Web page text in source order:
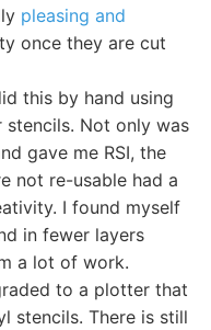
pleasing and
once they are cut
this by hand using
Not only was
gave me RSI, the
not re-usable had a
I found myself
in fewer layers
a lot of work.
to a plotter that
stencils. There is still